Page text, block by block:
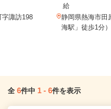
諏訪198
給
静岡県熱海市田
海駅」徒歩1分）
全 6件中 1 - 6件を表示